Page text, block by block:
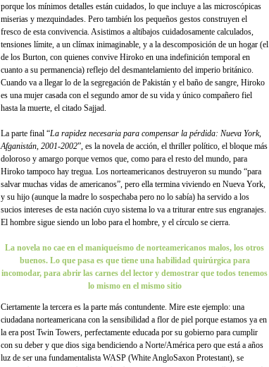
porque los mínimos detalles están cuidados, lo que incluye a las microscópicas
miserias y mezquindades. Pero también los pequeños gestos construyen el
fresco de esta convivencia. Asistimos a altibajos cuidadosamente calculados,
tensiones límite, a un clímax inimaginable, y a la descomposición de un hogar (el
de los Burton, con quienes convive Hiroko en una indefinición temporal en
cuanto a su permanencia) reflejo del desmantelamiento del imperio británico.
Cuando va a llegar lo de la segregación de Pakistán y el baño de sangre, Hiroko
es una mujer casada con el segundo amor de su vida y único compañero fiel
hasta la muerte, el citado Sajjad.
La parte final “La rapidez necesaria para compensar la pérdida: Nueva York,
Afganistán, 2001-2002”, es la novela de acción, el thriller político, el bloque más
doloroso y amargo porque vemos que, como para el resto del mundo, para
Hiroko tampoco hay tregua. Los norteamericanos destruyeron su mundo “para
salvar muchas vidas de americanos”, pero ella termina viviendo en Nueva York,
y su hijo (aunque la madre lo sospechaba pero no lo sabía) ha servido a los
sucios intereses de esta nación cuyo sistema lo va a triturar entre sus engranajes.
El hombre sigue siendo un lobo para el hombre, y el círculo se cierra.
La novela no cae en el maniqueísmo de norteamericanos malos, los otros
buenos. Lo que pasa es que tiene una habilidad quirúrgica para
incomodar, para abrir las carnes del lector y demostrar que todos tenemos
lo mismo en el mismo sitio
Ciertamente la tercera es la parte más contundente. Mire este ejemplo: una
ciudadana norteamericana con la sensibilidad a flor de piel porque estamos ya en
la era post Twin Towers, perfectamente educada por su gobierno para cumplir
con su deber y que dios siga bendiciendo a Norte/América pero que está a años
luz de ser una fundamentalista WASP (White AngloSaxon Protestant), se